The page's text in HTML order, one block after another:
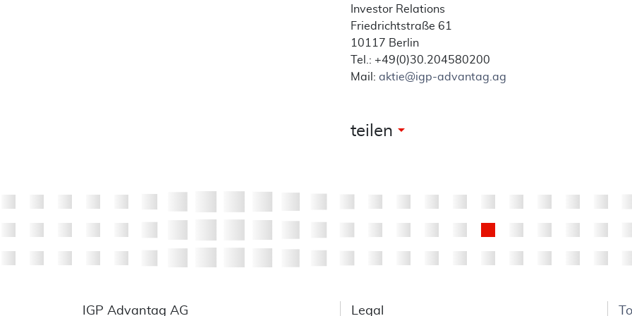
Investor Relations
Friedrichtstraße 61
10117 Berlin
Tel.: +49(0)30.204580200
Mail: aktie@igp-advantag.ag
teilen arrow_drop_down
IGP Advantag AG Legal